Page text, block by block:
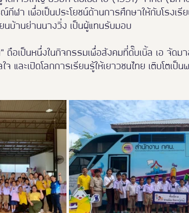
ฬา เพื่อเป็นประโยชน์ด้านการศึกษาให้กับโรงเรี
นบ้านย่านนางวิ่ง เป็นผู้แทนรับมอบ
ถือเป็นหนึ่งในกิจกรรมเพื่อสังคมที่ดั๊บเบิ้ล เอ จัดม
จ และเปิดโลกการเรียนรู้ให้เยาวชนไทย เติบโตเป็